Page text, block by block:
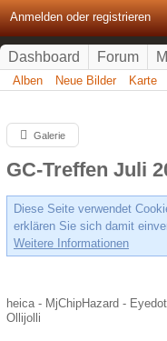
Anmelden oder registrieren
Dashboard Forum
Alben Neue Bilder Karte
Galerie
GC-Treffen Juli
Diese Seite verwendet
erklären Sie sich damit
Weitere Informationen
heica - MjChipHazard -
Ollijolli